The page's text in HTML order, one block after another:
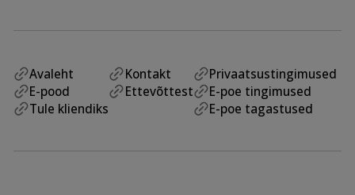
Avaleht
E-pood
Tule kliendiks
Kontakt
Ettevõttest
Privaatsustingimused
E-poe tingimused
E-poe tagastused